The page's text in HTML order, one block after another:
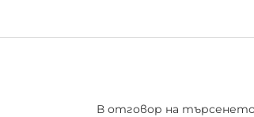
В отговор на